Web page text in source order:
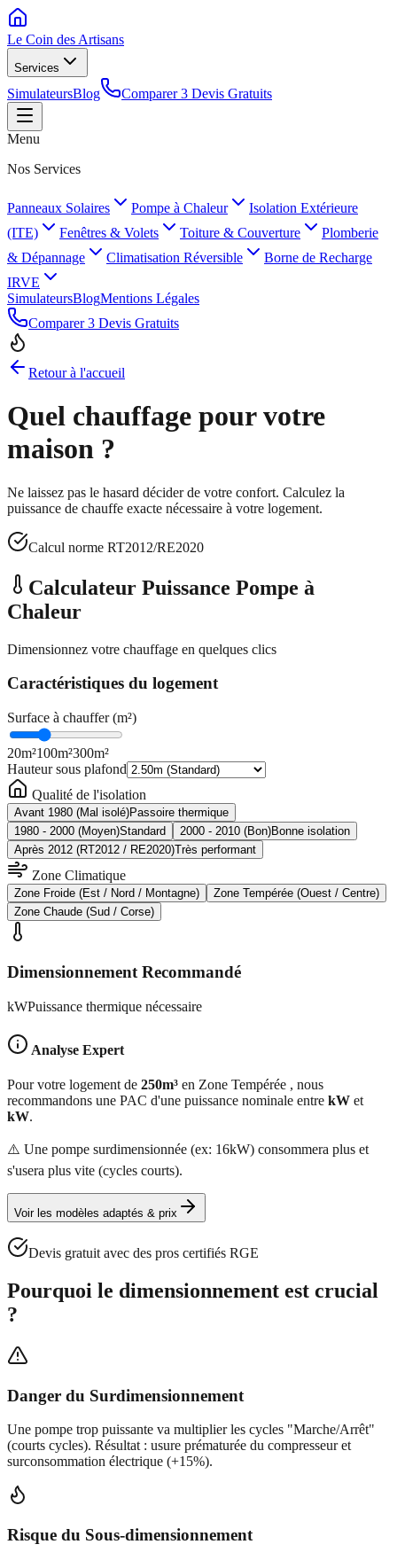
Le Coin des Artisans
Services
SimulateursBlog Comparer 3 Devis Gratuits
Menu
Nos Services
Panneaux Solaires Pompe à Chaleur
Isolation Extérieure
(ITE)
Fenêtres & Volets Toiture & Couverture
Plomberie
& Dépannage
Climatisation Réversible
Borne de Recharge
IRVE
SimulateursBlogMentions Légales
Comparer 3 Devis Gratuits
Retour à l'accueil
Quel chauffage pourvotre
maison ?
Ne laissez pas le hasard décider de votre confort. Calculez la
puissance de chauffe exacte nécessaire à votre logement.
Calcul norme RT2012/RE2020
Calculateur Puissance Pompe à
Chaleur
Dimensionnez votre chauffage en quelques clics
Caractéristiques du logement
Surface à chauffer (m²)
20m²100m²300m²
Hauteur sous plafond
Qualité de l'isolation
Avant 1980 (Mal isolé)Passoire thermique
1980 - 2000 (Moyen)Standard 2000 - 2010 (Bon)Bonne isolation
Après 2012 (RT2012 / RE2020)Très performant
Zone Climatique
Zone Froide (Est / Nord / Montagne)
Zone Tempérée (Ouest / Centre)
Zone Chaude (Sud / Corse)
Dimensionnement Recommandé
kWPuissance thermique nécessaire
Analyse Expert
Pour votre logement de 250m³ en Zone Tempérée , nous
recommandons une PAC d'une puissance nominale entre kW et
kW.
⚠️ Une pompe surdimensionnée (ex: 16kW) consommera plus et
s'usera plus vite (cycles courts).
Voir les modèles adaptés & prix
Devis gratuit avec des pros certifiés RGE
Pourquoi le dimensionnement est crucial
?
Danger du Surdimensionnement
Une pompe trop puissante va multiplier les cycles "Marche/Arrêt"
(courts cycles). Résultat : usure prématurée du compresseur et
surconsommation électrique (+15%).
Risque du Sous-dimensionnement